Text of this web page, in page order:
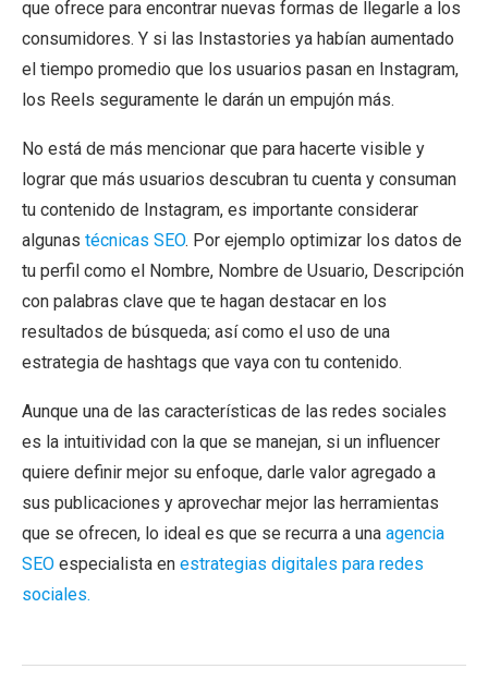
que ofrece para encontrar nuevas formas de llegarle a los
consumidores. Y si las Instastories ya habían aumentado
el tiempo promedio que los usuarios pasan en Instagram,
los Reels seguramente le darán un empujón más.
No está de más mencionar que para hacerte visible y
lograr que más usuarios descubran tu cuenta y consuman
tu contenido de Instagram, es importante considerar
algunas técnicas SEO. Por ejemplo optimizar los datos de
tu perfil como el Nombre, Nombre de Usuario, Descripción
con palabras clave que te hagan destacar en los
resultados de búsqueda; así como el uso de una
estrategia de hashtags que vaya con tu contenido.
Aunque una de las características de las redes sociales
es la intuitividad con la que se manejan, si un influencer
quiere definir mejor su enfoque, darle valor agregado a
sus publicaciones y aprovechar mejor las herramientas
que se ofrecen, lo ideal es que se recurra a una agencia
SEO especialista en estrategias digitales para redes
sociales.